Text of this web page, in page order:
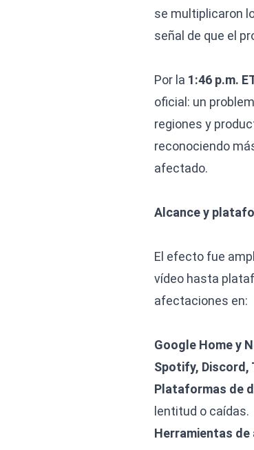
se multiplicaron
señal de que el
Por la 1:46 p.m.
oficial: un
regiones y
reconociendo
afectado.
Alcance y
El efecto fue
vídeo hasta
afectaciones en:
Google Home y
Spotify, Discord,
Plataformas de
lentitud o caídas.
Herramientas de